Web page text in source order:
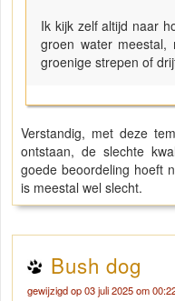
Ik kijk zelf altijd naar
groen water
groenige strepen of
Verstandig, met deze
ontstaan, de slechte
goede beoordeling hoeft
is meestal wel slecht.
Bush dog
gewijzigd op 03 juli 2025 om